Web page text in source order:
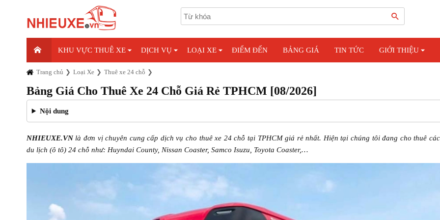
KHU VỰC THUÊ XE DỊCH VỤ LOẠI XE ĐIỂM ĐẾN BẢNG GIÁ TIN TỨC GIỚI THIỆU
Trang chủ Loại Xe Thuê xe 24 chỗ
Bảng Giá Cho Thuê Xe 24 Chỗ Giá Rẻ TPHCM [08/2026]
Nội dung
NHIEUXE.VNlà đơn vị chuyên cung cấp dịch vụ cho thuê xe 24 chỗ tại TPHCM giá rẻ nhất. Hiện tại chúng tôi đang cho thuê
du lịch (ô tô) 24 chỗ như: Huyndai County, Nissan Coaster, Samco Isuzu, Toyota Coaster,…